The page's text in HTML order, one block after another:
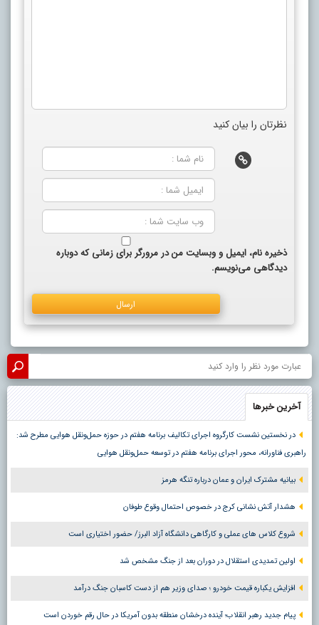
نظرتان را بیان کنید
ذخیره نام، ایمیل و وبسایت من در مرورگر برای زمانی که دوباره
دیدگاهی می‌نویسم.
آخرین خبرها
در نخستین نشست کارگروه اجرای تکالیف برنامه هفتم در حوزه حمل‌ونقل هوایی مطرح شد:
راهبری فناورانه، محور اجرای برنامه هفتم در توسعه حمل‌ونقل هوایی
بیانیه مشترک ایران و عمان درباره تنگه هرمز
هشدار آتش نشانی کرج در خصوص احتمال وقوع طوفان
شروع کلاس های عملی و کارگاهی دانشگاه آزاد البرز/ حضور اختیاری است
اولین تمدیدی استقلال در دوران بعد از جنگ مشخص شد
افزایش یکباره قیمت خودرو ؛ صدای وزیر هم از دست کاسبان جنگ درآمد
پیام جدید رهبر انقلاب؛ آینده درخشان منطقه بدون آمریکا در حال رقم خوردن است